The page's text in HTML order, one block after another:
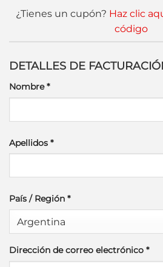
¿Tienes un cupón? Haz clic
código
DETALLES DE
Nombre*
Apellidos *
País / Región *
Dirección de correo electrónico *